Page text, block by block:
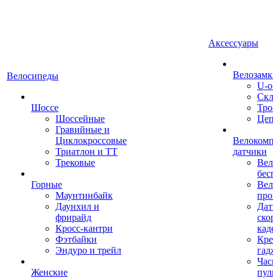
Велосипеды
Шоссе
Шоссейные
Гравийные и
Циклокроссовые
Триатлон и ТТ
Трековые
Горные
Маунтинбайк
Даунхил и
фрирайд
Кросс-кантри
Фэтбайки
Эндуро и трейл
Женские
Аксессуары
U-
датчики